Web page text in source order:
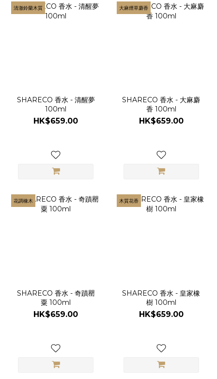
清澈鈴蘭木質
SHARECO 香水 - 清醒夢
100ml
HK$659.00
大麻煙草麝香
SHARECO 香水 - 大麻麝
香 100ml
HK$659.00
花調橡木
SHARECO 香水 - 奇蹟罌
粟 100ml
HK$659.00
木質花香
SHARECO 香水 - 皇家橡
樹 100ml
HK$659.00